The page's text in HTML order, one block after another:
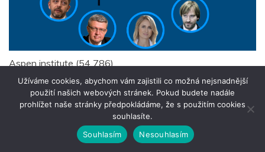
Aspen institute (54 786)
Užíváme cookies, abychom vám zajistili co možná nejsnadnější
použití našich webových stránek. Pokud budete nadále
prohlížet naše stránky předpokládáme, že s použitím cookies
souhlasíte.
Souhlasím
Nesouhlasím